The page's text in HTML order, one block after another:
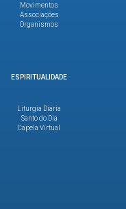
Movimentos
Associações
Organismos
ESPIRITUALIDADE
Liturgia Diária
Santo do Dia
Capela Virtual